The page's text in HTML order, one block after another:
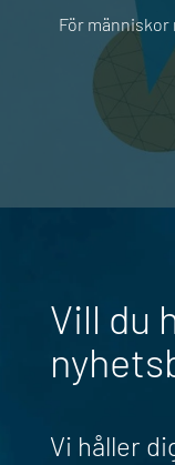
För
Vill du
Vi håller